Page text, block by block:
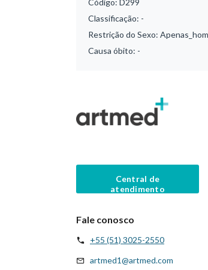
Código: D299
Classificação: -
Restrição do Sexo:
Causa óbito: -
Central de
atendimento
Fale conosco
+55 (51) 3025-2550
artmed1@artmed.com